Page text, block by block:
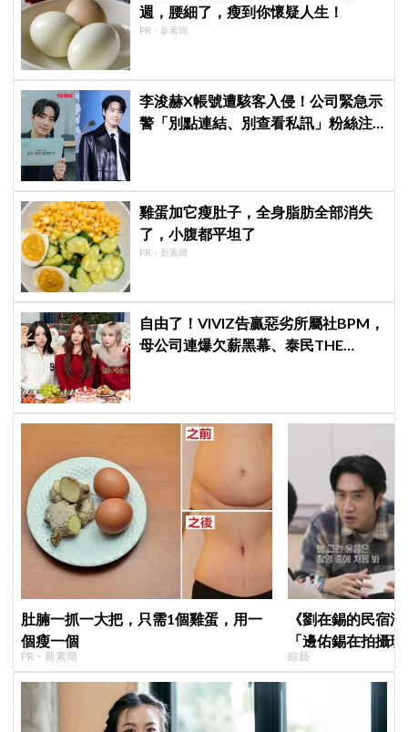
週，腰細了，瘦到你懷疑人生！
PR・新素簡
李浚赫X帳號遭駭客入侵！公司緊急示
警「別點連結、別查看私訊」粉絲注
雞蛋加它瘦肚子，全身脂肪全部消失
了，小腹都平坦了
PR・新素簡
自由了！VIVIZ告贏惡劣所屬社BPM，
母公司連爆欠薪黑幕、泰民THE
肚腩一抓一大把，只需1個雞蛋，用一
個瘦一個
PR・新素簡
《劉在錫的民宿
「邊佑錫在拍攝
是第一次見到」
綜藝